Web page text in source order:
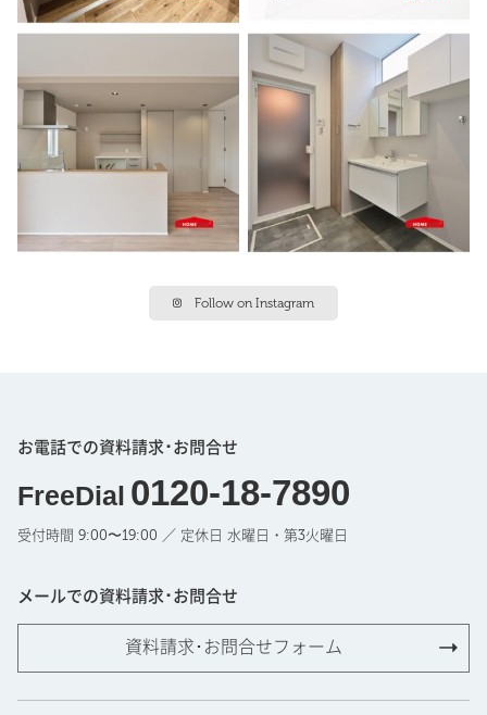
Follow on Instagram
お電話での資料請求･お問合せ
FreeDial 0120-18-7890
受付時間 9:00〜19:00 ／ 定休日 水曜日・第3火曜日
メールでの資料請求･お問合せ
資料請求･お問合せフォーム